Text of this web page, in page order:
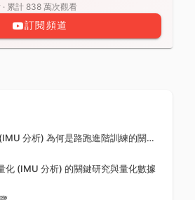
累計 838 萬次觀看
訂閱頻道
引言：越野技術量化 (IMU 分析) 為何是路跑進階訓練的關鍵拼圖
化 (IMU 分析) 的關鍵研究與量化數據